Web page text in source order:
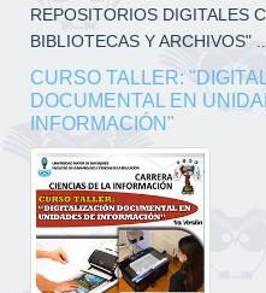
REPOSITORIOS DIGITALES
BIBLIOTECAS Y ARCHIVOS"
CURSO TALLER:
DOCUMENTAL EN
INFORMACIÓN"